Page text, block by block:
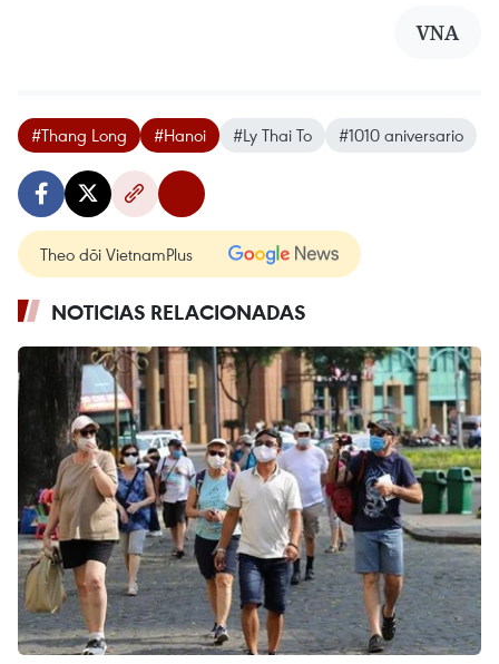
VNA
#Thang Long #Hanoi #Ly Thai To #1010 aniversario
Theo dõi VietnamPlus
NOTICIAS RELACIONADAS